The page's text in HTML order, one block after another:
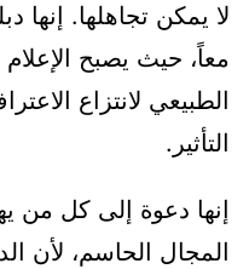
لا يمكن تجاهلها. إنها
معاً، حيث يصبح
الطبيعي لانتزاع
التأثير.
إنها دعوة إلى كل من
المجال الحاسم، لأن